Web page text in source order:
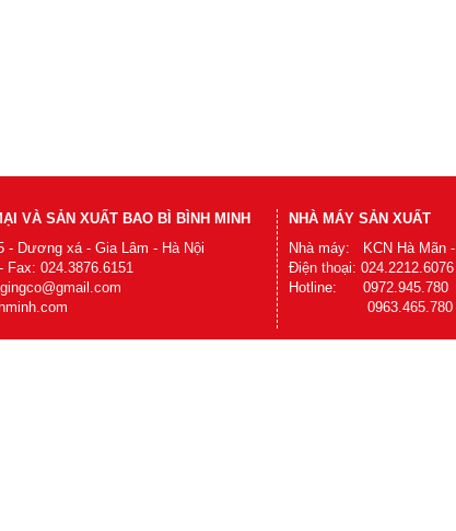
VÀ SẢN XUẤT BAO BÌ BÌNH MINH
- Dương xá - Gia Lâm - Hà Nội
024.3876.6151
NHÀ MÁY SẢN XUẤT
Nhà máy: KCN Hà Mãn
Điện thoại: 024.2212.6076
Hotline: 0972.945.780
0963.465.780